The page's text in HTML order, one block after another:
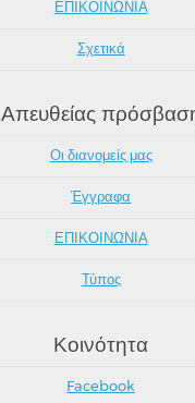
ΕΠΙΚΟΙΝΩΝΙΑ
Σχετικά
Απευθείας
Οι διανομείς μας
Έγγραφα
ΕΠΙΚΟΙΝΩΝΙΑ
Τύπος
Κοινότητα
Facebook